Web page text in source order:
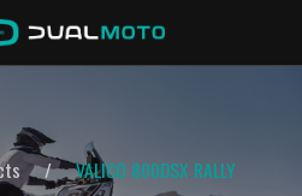
VALICO 800DSX RALLY